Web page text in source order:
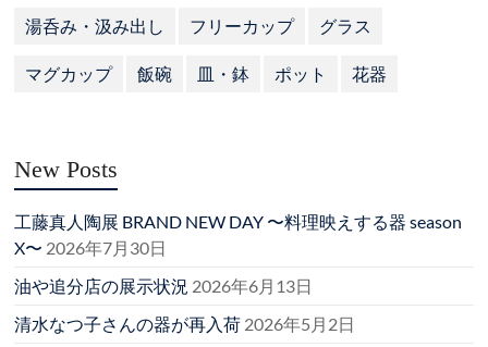
湯呑み・汲み出し フリーカップ グラス
マグカップ 飯碗 皿・鉢 ポット 花器
New Posts
工藤真人陶展 BRAND NEW DAY 〜料理映えする器 season
X〜 2026年7月30日
油や追分店の展示状況 2026年6月13日
清水なつ子さんの器が再入荷 2026年5月2日